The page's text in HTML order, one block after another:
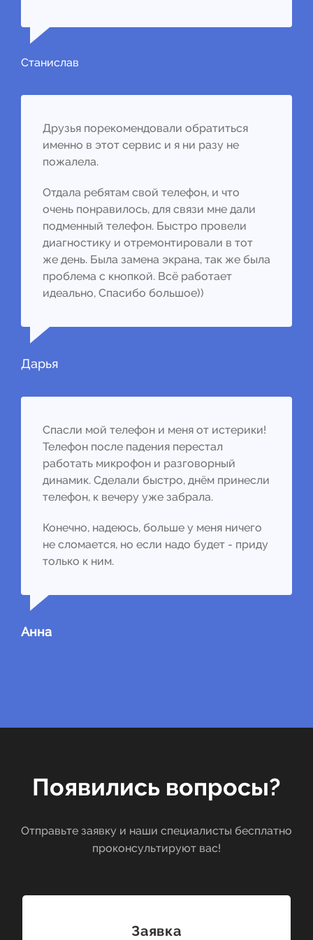
Станислав
Друзья порекомендовали обратиться
именно в этот сервис и я ни разу не
пожалела.
Отдала ребятам свой телефон, и что
очень понравилось, для связи мне дали
подменный телефон. Быстро провели
диагностику и отремонтировали в тот
же день. Была замена экрана, так же была
проблема с кнопкой. Всё работает
идеально, Спасибо большое))
Дарья
Спасли мой телефон и меня от истерики!
Телефон после падения перестал
работать микрофон и разговорный
динамик. Сделали быстро, днём принесли
телефон, к вечеру уже забрала.
Конечно, надеюсь, больше у меня ничего
не сломается, но если надо будет - приду
только к ним.
Анна
Появились вопросы?
Отправьте заявку и наши специалисты бесплатно
проконсультируют вас!
Заявка